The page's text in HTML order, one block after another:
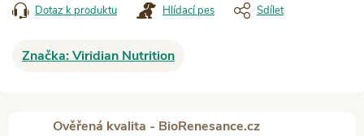
Dotaz k produktu Hlídací pes Sdílet
Značka:Viridian Nutrition
Ověřená kvalita - BioRenesance.cz